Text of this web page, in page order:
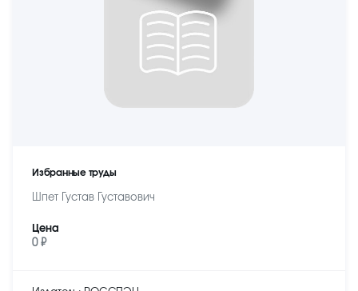
Избранные труды
Шпет Густав Густавович
Цена
0 ₽